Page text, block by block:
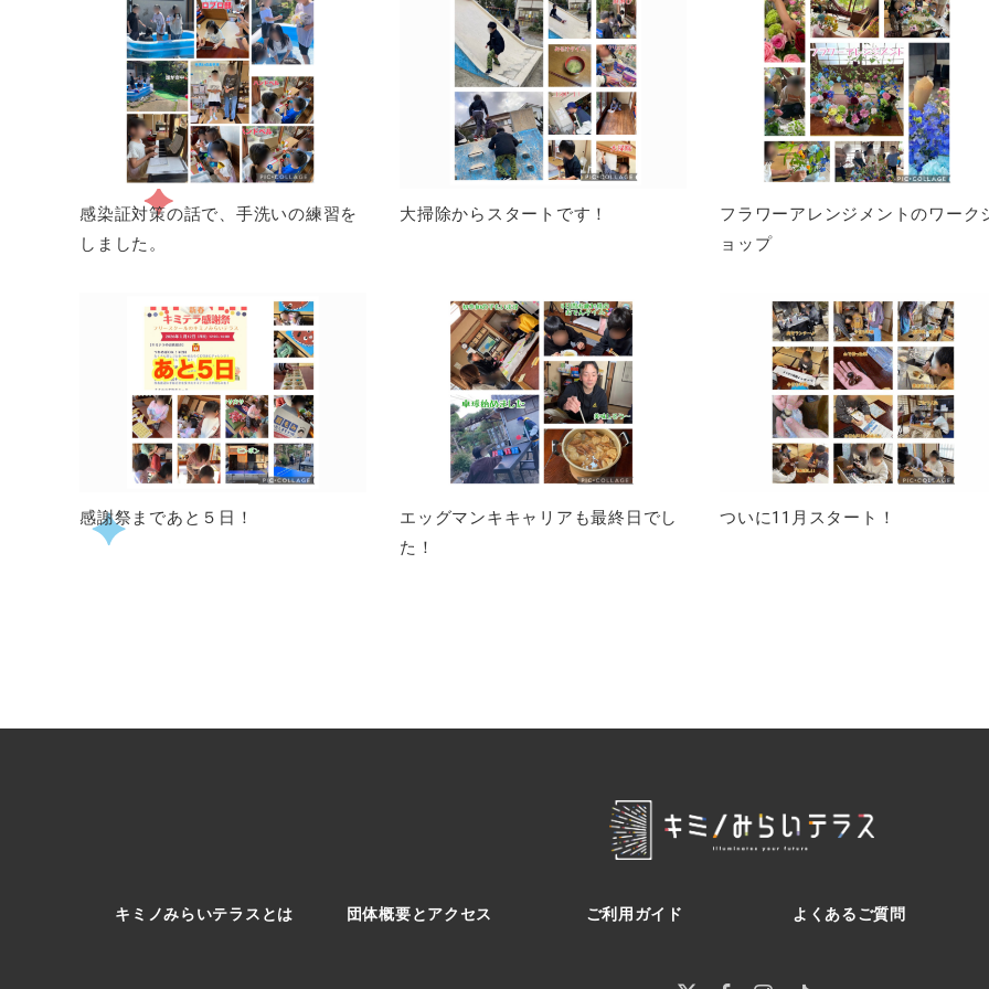
感染証対策の話で、手洗いの練習を
しました。
大掃除からスタートです！
フラワーアレンジメントのワーク
ョップ
感謝祭まであと５日！
エッグマンキキャリアも最終日でし
た！
ついに11月スタート！
キミノみらいテラスとは 団体概要とアクセス ご利用ガイド よくあるご質問
InstagramPinterest